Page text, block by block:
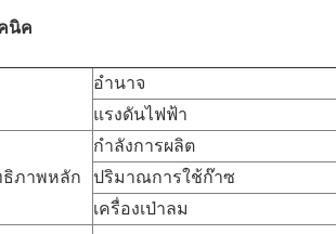
นิค
อำนาจ
แรงดันไฟฟ้า
ธิภาพหลัก
กำลังการผลิต
ปริมาณการใช้ก๊าซ
เครื่องเป่าลม